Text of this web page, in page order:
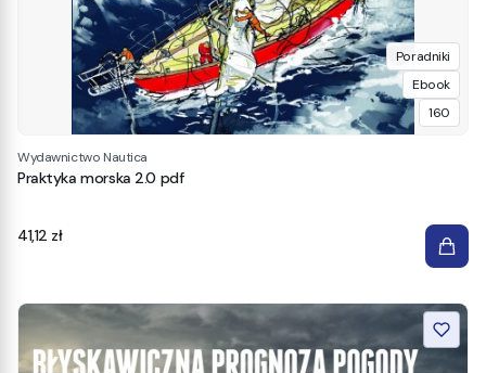
Poradniki
Ebook
160
Wydawnictwo Nautica
Praktyka morska 2.0 pdf
Cena
41,12 zł